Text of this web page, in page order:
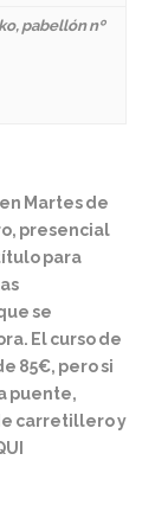
pabellón nº
Martes de
presencial
para
se
El curso de
85€, pero si
puente,
carretillero y